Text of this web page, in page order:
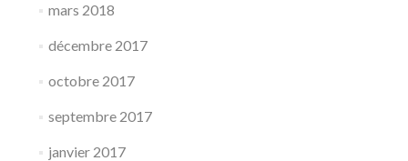
mars 2018
décembre 2017
octobre 2017
septembre 2017
janvier 2017